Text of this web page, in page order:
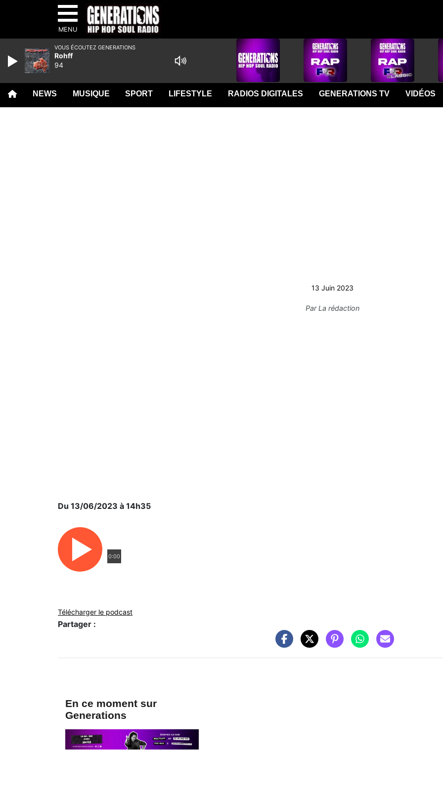
MENU
NEWS MUSIQUE SPORT LIFESTYLE RADIOS DIGITALES GENERATIONS TV VIDÉOS
13 Juin 2023
ParLa rédaction
Du 13/06/2023 à 14h35
0:00
Télécharger le podcast
Partager :
En ce moment sur
Generations
VOUS ÉCOUTEZ GENERATIONS
Rohff
94